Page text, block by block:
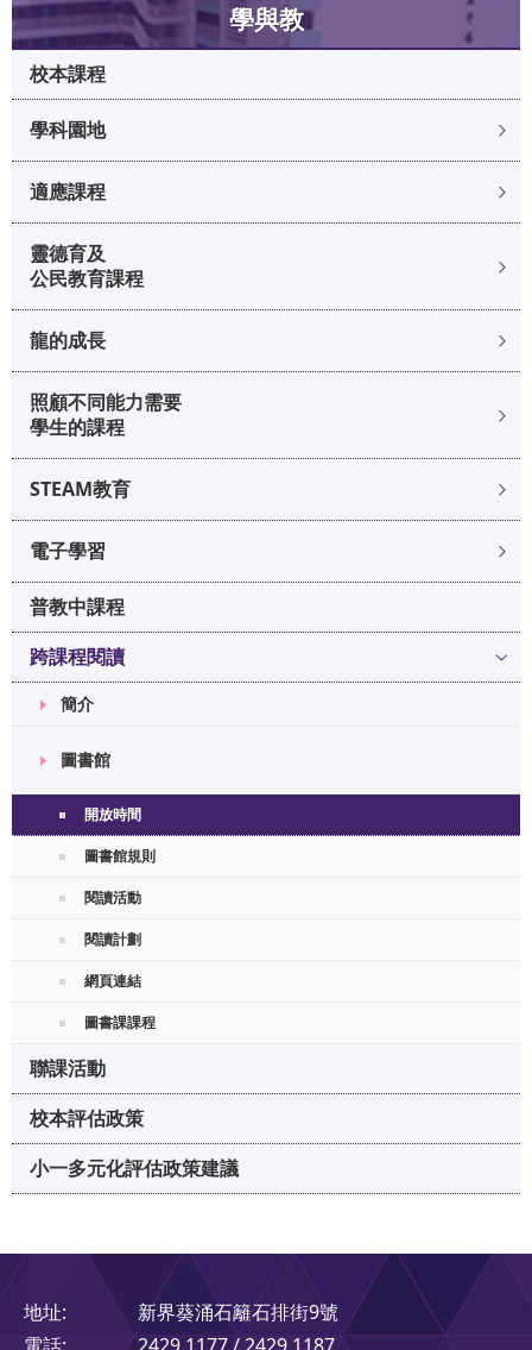
學與教
校本課程
學科園地
適應課程
靈德育及
公民教育課程
龍的成長
照顧不同能力需要
學生的課程
STEAM教育
電子學習
普教中課程
跨課程閱讀
簡介
圖書館
開放時間
圖書館規則
閱讀活動
閱讀計劃
網頁連結
圖書課課程
聯課活動
校本評估政策
小一多元化評估政策建議
地址:
新界葵涌石籬石排街9號